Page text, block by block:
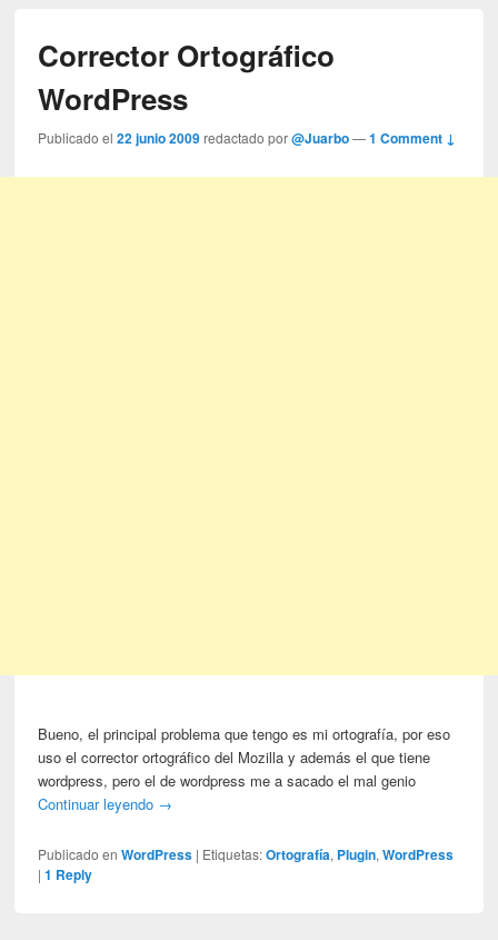
Corrector Ortográfico
WordPress
Publicado el22 junio 2009 redactado por@Juarbo —1 Comment ↓
Bueno, el principal problema que tengo es mi ortografía, por eso
uso el corrector ortográfico del Mozilla y además el que tiene
wordpress, pero el de wordpress me a sacado el mal genio
Continuar leyendo →
Publicado en WordPress | Etiquetas: Ortografía, Plugin,WordPress
|1 Reply